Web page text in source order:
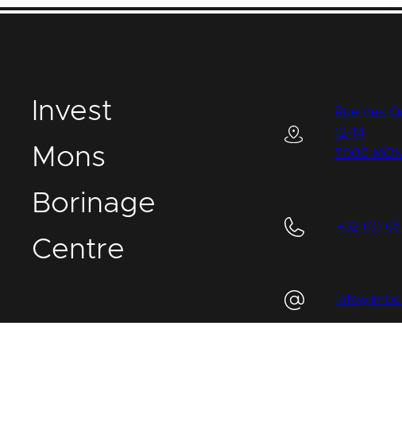
nvest
Mons
Borinage
Centre
Rue des
12-14
7000
+32 (0)